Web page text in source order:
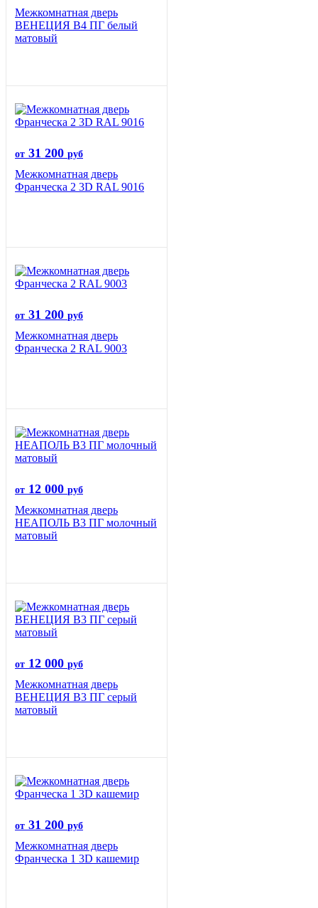
Межкомнатная дверь
ВЕНЕЦИЯ B4 ПГ белый
матовый
от 31 200 руб
Межкомнатная дверь
Франческа 2 3D RAL 9016
от 31 200 руб
Межкомнатная дверь
Франческа 2 RAL 9003
от 12 000 руб
Межкомнатная дверь
НЕАПОЛЬ В3 ПГ молочный
матовый
от 12 000 руб
Межкомнатная дверь
ВЕНЕЦИЯ B3 ПГ серый
матовый
от 31 200 руб
Межкомнатная дверь
Франческа 1 3D кашемир